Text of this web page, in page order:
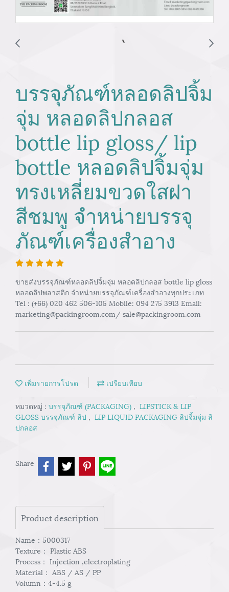
บรรจุภัณฑ์หลอดลิปจิ้ม
จุ่ม หลอดลิปกลอส
bottle lip gloss/ lip
bottle หลอดลิปจิ้มจุ่ม
ทรงเหลี่ยมขวดใสฝา
สีชมพู จำหน่ายบรรจุ
ภัณฑ์เครื่องสำอาง
ขายส่งบรรจุภัณฑ์หลอดลิปจิ้มจุ่ม หลอดลิปกลอส bottle lip gloss
หลอดลิปพลาสติก จำหน่ายบรรจุภัณฑ์เครื่องสำอางทุกประเภท
Tel : (+66) 020 462 506-105 Mobile: 094 275 3913 Email:
marketing@packingroom.com/ sale@packingroom.com
เพิ่มรายการโปรด เปรียบเทียบ
หมวดหมู่ : บรรจุภัณฑ์ (PACKAGING) , LIPSTICK & LIP
GLOSS บรรจุภัณฑ์ ลิป , LIP LIQUID PACKAGING ลิปจิ้มจุ่ม ลิ
ปกลอส
Share
Product description
Name：5000317
Texture： Plastic ABS
Process： Injection ,electroplating
Material： ABS / AS / PP
Volumn：4-4.5 g